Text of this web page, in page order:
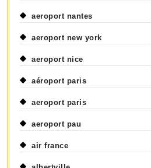
aeroport nantes
aeroport new york
aeroport nice
aéroport paris
aeroport paris
aeroport pau
air france